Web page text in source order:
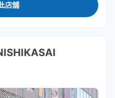
店舖